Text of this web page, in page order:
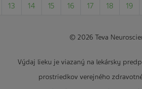
13 14 15 16 17 18 19
© 2026 Teva
Výdaj lieku je viazaný na lekársky
prostriedkov verejného